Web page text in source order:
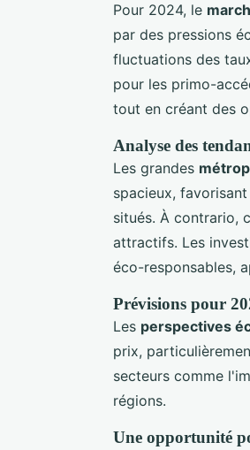
Pour 2024, le
par des pressions
fluctuations des
pour les primo-
tout en créant des
Analyse des
Les grandes
spacieux,
situés. À contrario,
attractifs. Les
éco-responsables,
Prévisions pour
Les perspectives
prix,
secteurs comme
régions.
Une opportunité